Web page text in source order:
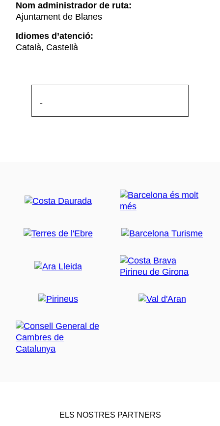
Nom administrador de ruta:
Ajuntament de Blanes
Idiomes d’atenció:
Català, Castellà
-
ELS NOSTRES PARTNERS